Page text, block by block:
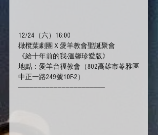
12/24（六）16:00
橄欖葉劇團Ｘ愛羊教會聖誕聚會
《給十年前的我-溫馨珍愛版》
地點：愛羊台福教會（802高雄市苓雅區
中正一路249號10F-2）
——————————————————————